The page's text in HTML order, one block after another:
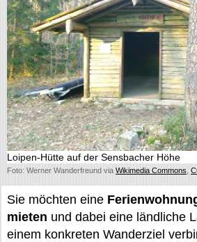
Loipen-Hütte auf der Sensbacher Höhe
Foto: Werner Wanderfreund via Wikimedia Commons
Sie möchten eine
mieten und dabei eine ländliche
einem konkreten Wanderziel